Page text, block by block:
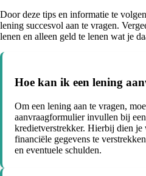
Door deze tips en informatie te
lening succesvol aan te vragen.
lenen en alleen geld te lenen wat je
Hoe kan ik een lening
Om een lening aan te vragen,
aanvraagformulier invullen bij
kredietverstrekker. Hierbij dien je
financiële gegevens te
en eventuele schulden.